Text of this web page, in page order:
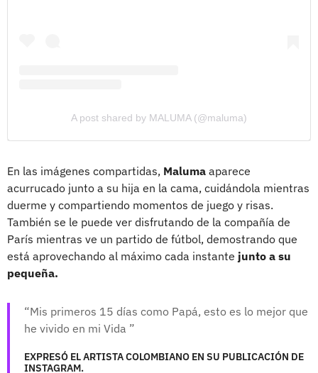
A post shared by MALUMA (@maluma)
En las imágenes compartidas, Maluma aparece
acurrucado junto a su hija en la cama, cuidándola mientras
duerme y compartiendo momentos de juego y risas.
También se le puede ver disfrutando de la compañía de
París mientras ve un partido de fútbol, demostrando que
está aprovechando al máximo cada instante junto a su
pequeña.
Mis primeros 15 días como Papá, esto es lo mejor que
he vivido en mi Vida
EXPRESÓ EL ARTISTA COLOMBIANO EN SU PUBLICACIÓN DE
INSTAGRAM.